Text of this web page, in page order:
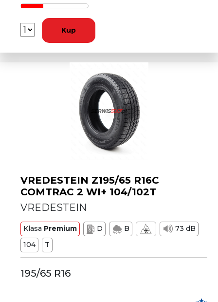
Kup
VREDESTEIN Z195/65 R16C
COMTRAC 2 WI+ 104/102T
VREDESTEIN
Klasa Premium D B
73 dB
104
T
195/65 R16